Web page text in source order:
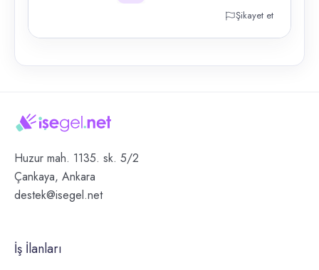
Şikayet et
Huzur mah. 1135. sk. 5/2
Çankaya, Ankara
destek@isegel.net
İş İlanları